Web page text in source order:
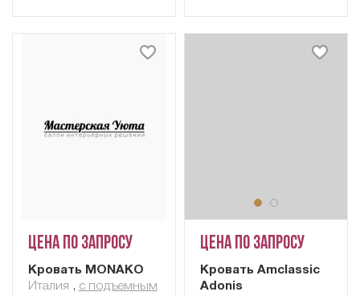
Цена по запросу
Кровать MONAKO
Италия , с подъемным
Цена по запросу
Кровать Amclassic
Adonis